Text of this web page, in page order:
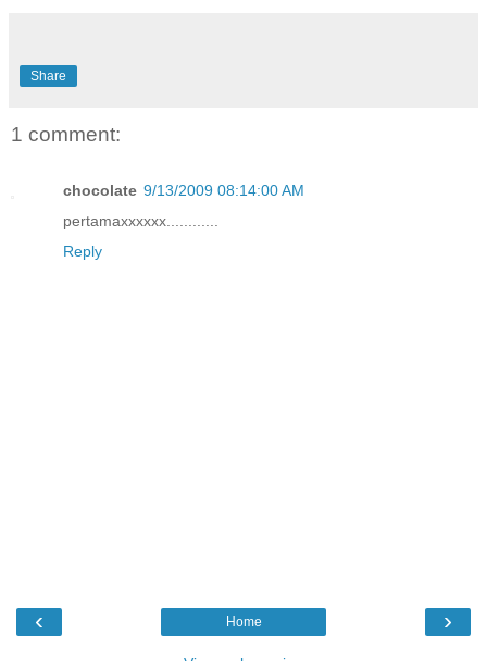
Share
1 comment:
chocolate 9/13/2009 08:14:00 AM
pertamaxxxxxx............
Reply
‹ ›
Home